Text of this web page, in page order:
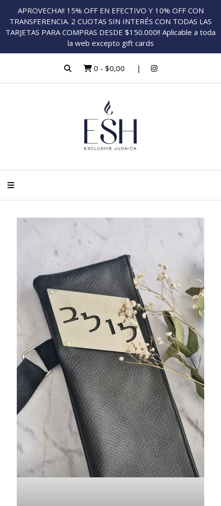
APROVECHA!! 15% OFF EN EFECTIVO Y 10% OFF CON
TRANSFERENCIA. 2 CUOTAS SIN INTERÉS CON TODAS LAS
TARJETAS PARA COMPRAS DESDE $150.000!! Aplicable a toda
la web excepto gift cards
0 - $0,00